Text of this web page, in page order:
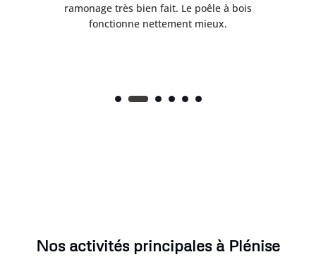
ramonage très bien fait. Le poêle à bois
fonctionne nettement mieux.
Nos activités principales à Plénise